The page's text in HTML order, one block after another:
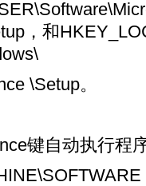
，和
\Setup。
键自动执行程